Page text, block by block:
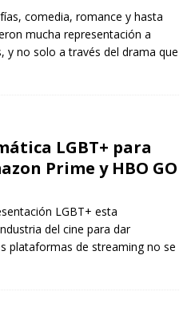
comedia, romance y hasta
mucha representación a
y no solo a través del drama que
LGBT+ para
Prime y HBO GO
LGBT+ esta
del cine para dar
plataformas de streaming no se